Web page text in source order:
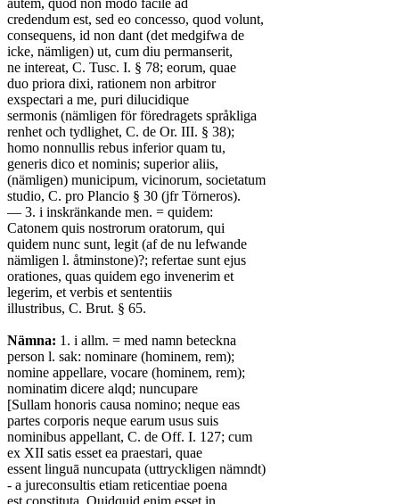
autem, quod non modo facile ad
credendum est, sed eo concesso, quod volunt,
consequens, id non dant (det medgifwa de
icke, nämligen) ut, cum diu permanserit,
ne intereat, C. Tusc. I. § 78; eorum, quae
duo priora dixi, rationem non arbitror
exspectari a me, puri dilucidique
sermonis (nämligen för föredragets språkliga
renhet och tydlighet, C. de Or. III. § 38);
homo nonnullis rebus inferior quam tu,
generis dico et nominis; superior aliis,
(nämligen) municipum, vicinorum, societatum
studio, C. pro Plancio § 30 (jfr Törneros).
— 3. i inskränkande men. = quidem:
Catonem quis nostrorum oratorum, qui
quidem nunc sunt, legit (af de nu lefwande
nämligen l. åtminstone)?; refertae sunt ejus
orationes, quas quidem ego invenerim et
legerim, et verbis et sententiis
illustribus, C. Brut. § 65.
Nämna: 1. i allm. = med namn beteckna
person l. sak: nominare (hominem, rem);
nomine appellare, vocare (hominem, rem);
nominatim dicere alqd; nuncupare
[Sullam honoris causa nomino; neque eas
partes corporis neque earum usus suis
nominibus appellant, C. de Off. I. 127; cum
ex XII satis esset ea praestari, quae
essent linguā nuncupata (uttryckligen nämndt)
- a jureconsultis etiam reticentiae poena
est constituta. Quidquid enim esset in